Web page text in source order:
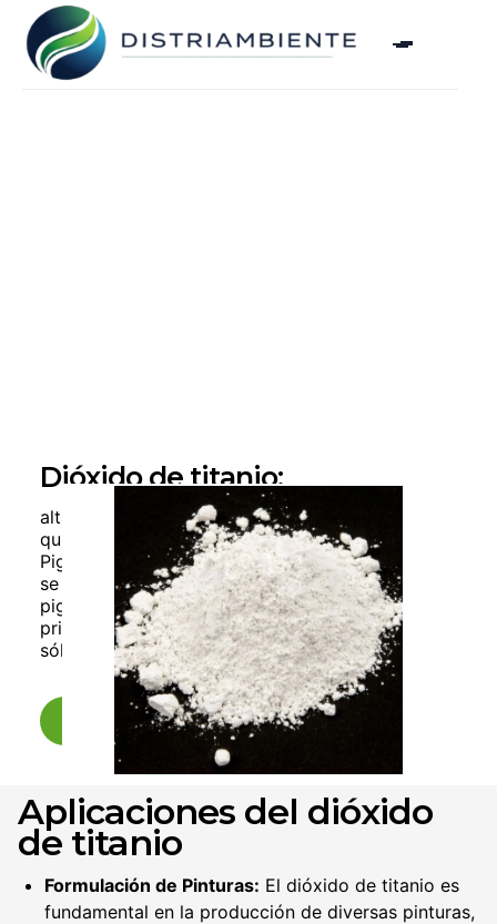
Dióxido de titanio:
alta blancura, durabilidad UV, estabilidad
química, seguro y versátil en múltiples industrias.
Pigmento de dióxido de titanio tipo rutílico, que
se utiliza en aplicaciones generales para
pigmentar de blanco gelcoats y resinas,
principalmente en la fabricación de superficies
sólidas.
Aplicaciones del dióxido
de titanio
Formulación de Pinturas: El dióxido de titanio es
fundamental en la producción de diversas pinturas,